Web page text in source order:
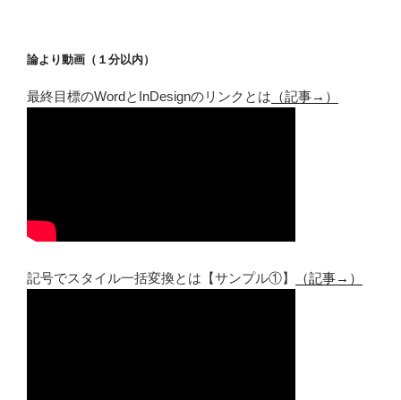
論より動画（１分以内）
最終目標のWordとInDesignのリンクとは （記事→）
記号でスタイル一括変換とは【サンプル①】 （記事→）